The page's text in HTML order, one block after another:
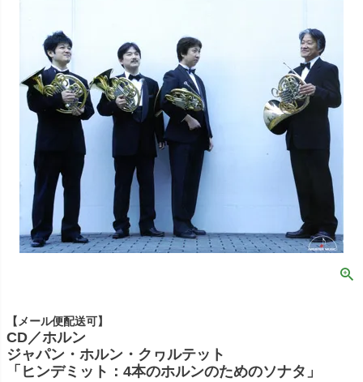
【メール便配送可】
CD／ホルン
ジャパン・ホルン・クヮルテット
「ヒンデミット：4本のホルンのためのソナタ」